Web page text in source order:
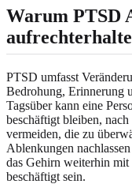
Warum PTSD
PTSD umfasst
Bedrohung, Erinnerung
Tagsüber kann eine
beschäftigt bleiben,
vermeiden, die zu
Ablenkungen
das Gehirn weiterhin mit
beschäftigt sein.